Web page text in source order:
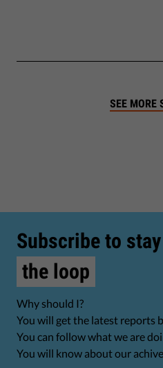
SEE MORE
Subscribe to
the loop
Why should I?
You will get the latest reports
You can follow what we are
You will know about our